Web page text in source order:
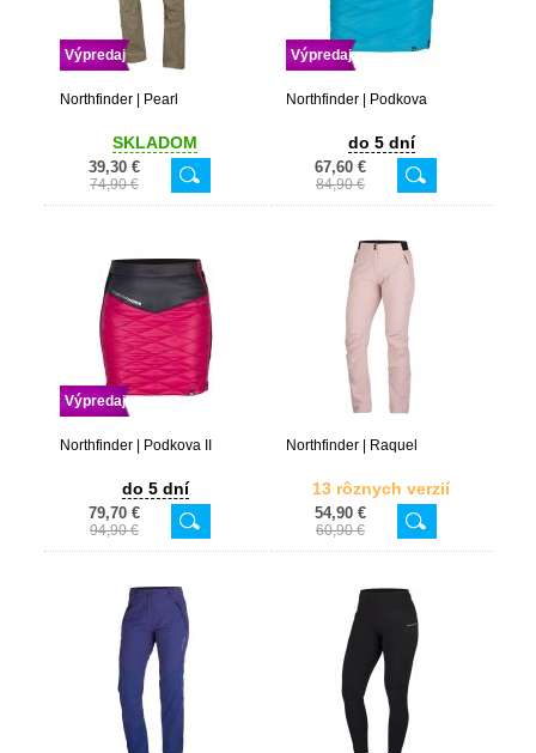
Výpredaj
Northfinder | Pearl
SKLADOM
39,30 €
74,90 €
Výpredaj
Northfinder | Podkova
do 5 dní
67,60 €
84,90 €
Výpredaj
Northfinder | Podkova II
do 5 dní
79,70 €
94,90 €
Northfinder | Raquel
13 rôznych verzií
54,90 €
60,90 €